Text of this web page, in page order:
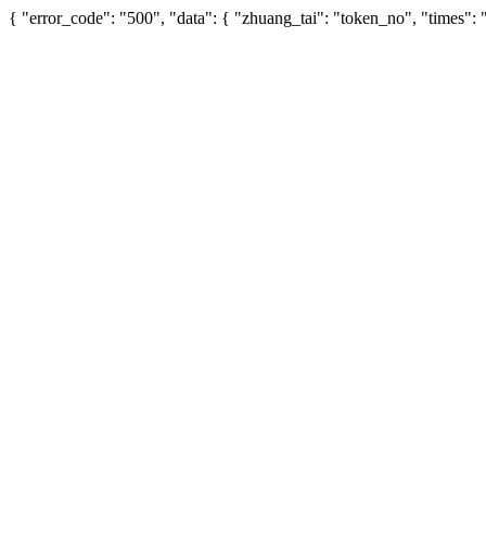
{ "error_code": "500", "data": { "zhuang_tai": "token_no", "times":